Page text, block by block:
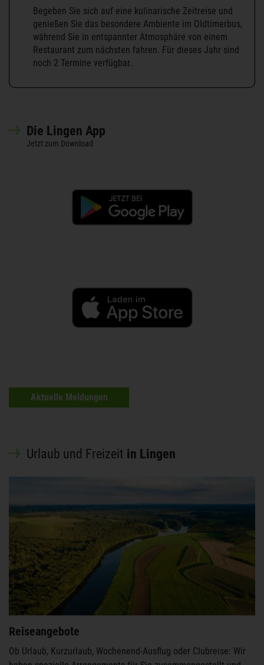
Begeben Sie sich auf eine kulinarische Zeitreise und
genießen Sie das besondere Ambiente im Oldtimerbus,
während Sie in entspannter Atmosphäre von einem
Restaurant zum nächsten fahren. Für dieses Jahr sind
noch 2 Termine verfügbar.
Die Lingen App
Jetzt zum Download
Aktuelle Meldungen
Urlaub und Freizeit in Lingen
Reiseangebote
Ob Urlaub, Kurzurlaub, Wochenend-Ausflug oder Clubreise: Wir